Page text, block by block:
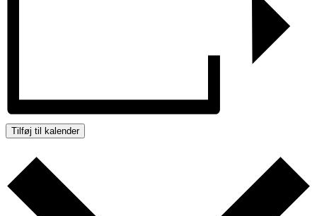
Tilføj til kalender